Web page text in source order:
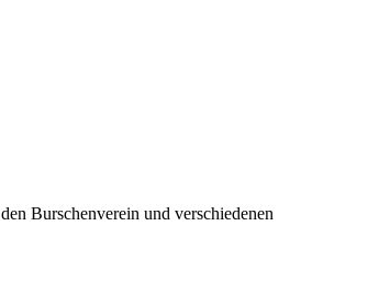
Burschenverein und verschiedenen